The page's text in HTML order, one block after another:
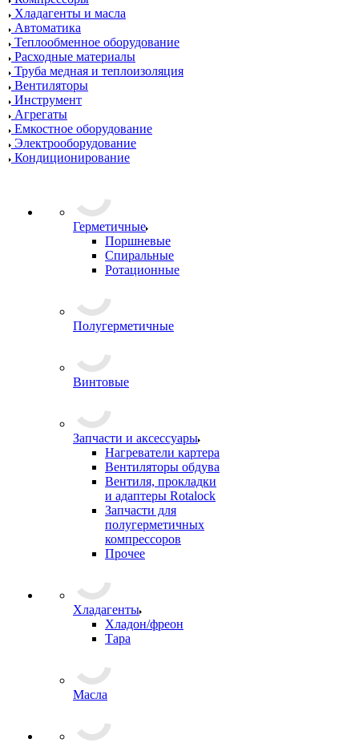
Хладагенты и масла
Автоматика
Теплообменное оборудование
Расходные материалы
Труба медная и теплоизоляция
Вентиляторы
Инструмент
Агрегаты
Емкостное оборудование
Электрооборудование
Кондиционирование
Герметичные
Поршневые
Спиральные
Ротационные
Полугерметичные
Винтовые
Запчасти и аксессуары
Нагреватели картера
Вентиляторы обдува
Вентиля, прокладки
и адаптеры Rotalock
Запчасти для
полугерметичных
компрессоров
Прочее
Хладагенты
Хладон/фреон
Тара
Масла